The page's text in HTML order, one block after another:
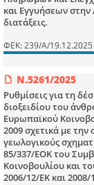
και Εγγυήσεων
διατάξεις.
ΦΕΚ: 239/Α/19.12.2025
Ν.5261/2025
Ρυθμίσεις για τη
διοξειδίου του
Ευρωπαϊκού
2009 σχετικά με
γεωλογικούς
85/337/ΕΟΚ του
Κοινοβουλίου και
2006/12/ΕΚ και 2008/